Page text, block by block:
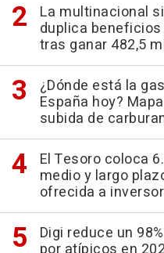
La multinacional
duplica
tras ganar 482,5
¿Dónde está la
España hoy?
subida de
El Tesoro coloca
medio y largo
ofrecida a
Digi reduce un